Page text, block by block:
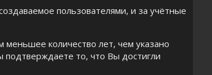
пользователями, и за учётные
меньшее количество лет, чем указано
подтверждаете то, что Вы достигли